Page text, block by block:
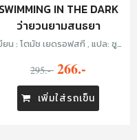
SWIMMING IN THE DARK
ว่ายวนยามสนธยา
ยน : โตมัช เยดรอฟสกี , แปล: ซูลิ
295.- 266.-
เพิ่มใส่รถเข็น